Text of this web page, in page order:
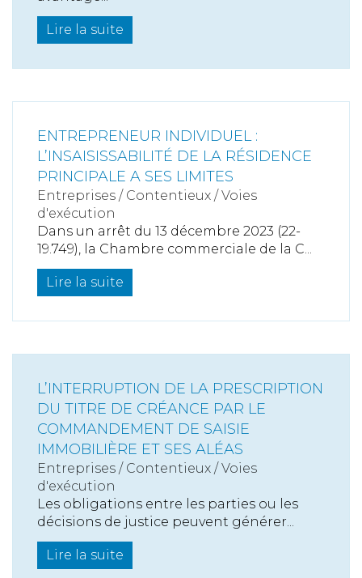
Lire la suite
ENTREPRENEUR INDIVIDUEL :
L’INSAISISSABILITÉ DE LA RÉSIDENCE
PRINCIPALE A SES LIMITES
Entreprises / Contentieux / Voies
d'exécution
Dans un arrêt du 13 décembre 2023 (22-
19.749), la Chambre commerciale de la C...
Lire la suite
L’INTERRUPTION DE LA PRESCRIPTION
DU TITRE DE CRÉANCE PAR LE
COMMANDEMENT DE SAISIE
IMMOBILIÈRE ET SES ALÉAS
Entreprises / Contentieux / Voies
d'exécution
Les obligations entre les parties ou les
décisions de justice peuvent générer...
Lire la suite